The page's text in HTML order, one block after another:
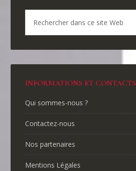
INFORMATIONS ET CONTACTS
Qui sommes-nous ?
Contactez-nous
Nos partenaires
Mentions Légales